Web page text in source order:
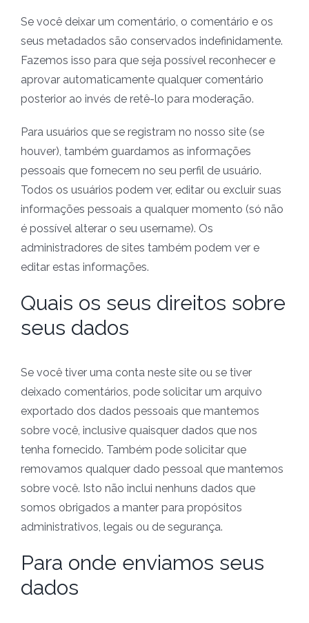
Se você deixar um comentário, o comentário e os
seus metadados são conservados indefinidamente.
Fazemos isso para que seja possível reconhecer e
aprovar automaticamente qualquer comentário
posterior ao invés de retê-lo para moderação.
Para usuários que se registram no nosso site (se
houver), também guardamos as informações
pessoais que fornecem no seu perfil de usuário.
Todos os usuários podem ver, editar ou excluir suas
informações pessoais a qualquer momento (só não
é possível alterar o seu username). Os
administradores de sites também podem ver e
editar estas informações.
Quais os seus direitos sobre
seus dados
Se você tiver uma conta neste site ou se tiver
deixado comentários, pode solicitar um arquivo
exportado dos dados pessoais que mantemos
sobre você, inclusive quaisquer dados que nos
tenha fornecido. Também pode solicitar que
removamos qualquer dado pessoal que mantemos
sobre você. Isto não inclui nenhuns dados que
somos obrigados a manter para propósitos
administrativos, legais ou de segurança.
Para onde enviamos seus
dados